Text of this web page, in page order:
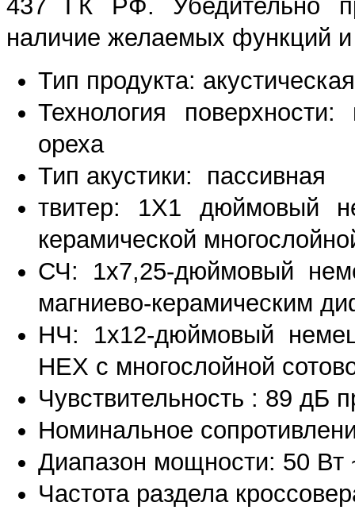
437 ГК РФ. Убедительно
наличие желаемых функций и
Тип продукта:
Технология
ореха
Тип акустики: пассивная
твитер: 1X1 дюймовый
керамической
СЧ: 1x7,25-дюймовый
магниево-керамическим
НЧ: 1x12-дюймовый
HEX с многослойной
Чувствительность : 89 дБ
Номинальное
Диапазон мощности: 50 Вт
Частота раздела